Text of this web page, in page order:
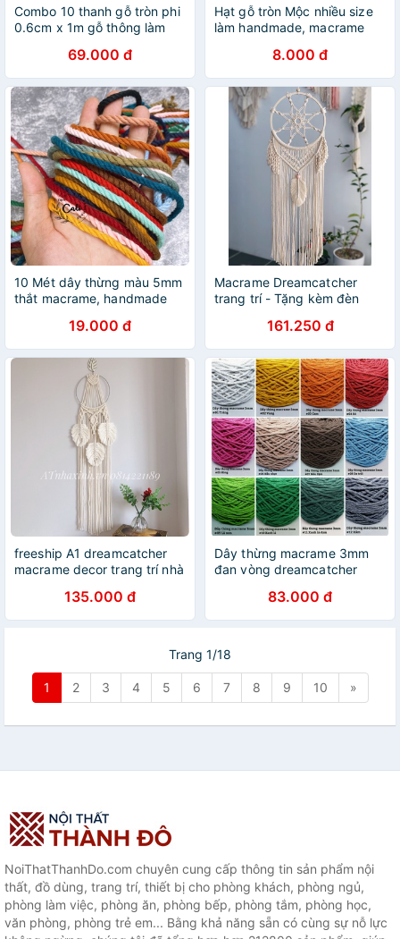
Combo 10 thanh gỗ tròn phi
0.6cm x 1m gỗ thông làm
mành, phụ kiện macrame
69.000 đ
Hạt gỗ tròn Mộc nhiều size
làm handmade, macrame
8.000 đ
10 Mét dây thừng màu 5mm
thắt macrame, handmade
19.000 đ
Macrame Dreamcatcher
trang trí - Tặng kèm đèn
161.250 đ
freeship A1 dreamcatcher
macrame decor trang trí nhà
135.000 đ
Dây thừng macrame 3mm
đan vòng dreamcatcher
83.000 đ
Trang 1/18
1 2 3 4 5 6 7 8 9 10 »
NoiThatThanhDo.com chuyên cung cấp thông tin sản phẩm nội
thất, đồ dùng, trang trí, thiết bị cho phòng khách, phòng ngủ,
phòng làm việc, phòng ăn, phòng bếp, phòng tắm, phòng học,
văn phòng, phòng trẻ em... Bằng khả năng sẵn có cùng sự nỗ lực